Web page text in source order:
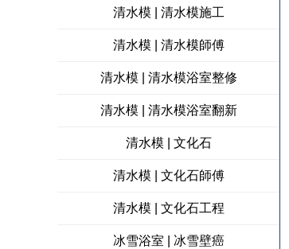
清水模 | 清水模施工
清水模 | 清水模師傅
清水模 | 清水模浴室整修
清水模 | 清水模浴室翻新
清水模 | 文化石
清水模 | 文化石師傅
清水模 | 文化石工程
冰雪浴室 | 冰雪壁癌